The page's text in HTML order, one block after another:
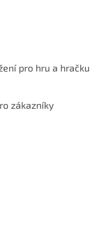
pro hru a hračku
zákazníky